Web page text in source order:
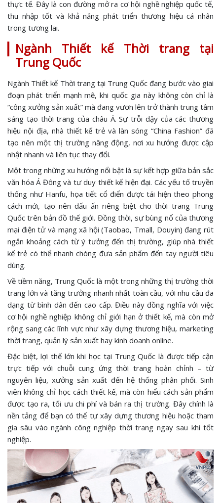
thực tế. Đây là con đường mở ra cơ hội nghề nghiệp quốc tế,
thu nhập tốt và khả năng phát triển thương hiệu cá nhân
trong tương lai.
Ngành Thiết kế Thời trang tại
Trung Quốc
Ngành Thiết kế Thời trang tại Trung Quốc đang bước vào giai
đoạn phát triển mạnh mẽ, khi quốc gia này không còn chỉ là
“công xưởng sản xuất” mà đang vươn lên trở thành trung tâm
sáng tạo thời trang của châu Á. Sự trỗi dậy của các thương
hiệu nội địa, nhà thiết kế trẻ và làn sóng “China Fashion” đã
tạo nên một thị trường năng động, nơi xu hướng được cập
nhật nhanh và liên tục thay đổi.
Một trong những xu hướng nổi bật là sự kết hợp giữa bản sắc
văn hóa Á Đông và tư duy thiết kế hiện đại. Các yếu tố truyền
thống như Hanfu, họa tiết cổ điển được tái hiện theo phong
cách mới, tạo nên dấu ấn riêng biệt cho thời trang Trung
Quốc trên bản đồ thế giới. Đồng thời, sự bùng nổ của thương
mại điện tử và mạng xã hội (Taobao, Tmall, Douyin) đang rút
ngắn khoảng cách từ ý tưởng đến thị trường, giúp nhà thiết
kế trẻ có thể nhanh chóng đưa sản phẩm đến tay người tiêu
dùng.
Về tiềm năng, Trung Quốc là một trong những thị trường thời
trang lớn và tăng trưởng nhanh nhất toàn cầu, với nhu cầu đa
dạng từ bình dân đến cao cấp. Điều này đồng nghĩa với việc
cơ hội nghề nghiệp không chỉ giới hạn ở thiết kế, mà còn mở
rộng sang các lĩnh vực như xây dựng thương hiệu, marketing
thời trang, quản lý sản xuất hay kinh doanh online.
Đặc biệt, lợi thế lớn khi học tại Trung Quốc là được tiếp cận
trực tiếp với chuỗi cung ứng thời trang hoàn chỉnh – từ
nguyên liệu, xưởng sản xuất đến hệ thống phân phối. Sinh
viên không chỉ học cách thiết kế, mà còn hiểu cách sản phẩm
được tạo ra, tối ưu chi phí và bán ra thị trường. Đây chính là
nền tảng để bạn có thể tự xây dựng thương hiệu hoặc tham
gia sâu vào ngành công nghiệp thời trang ngay sau khi tốt
nghiệp.